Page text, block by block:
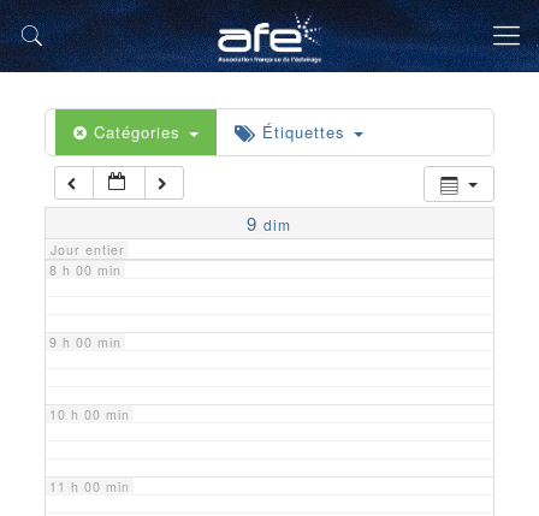
Catégories Étiquettes
9 dim
Jour entier
5 h 00 min
6 h 00 min
7 h 00 min
8 h 00 min
9 h 00 min
10 h 00 min
11 h 00 min